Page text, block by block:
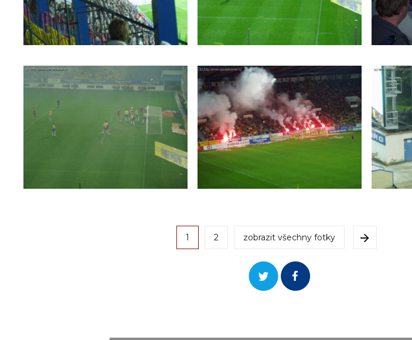
1 2 zobrazit všechny fotky